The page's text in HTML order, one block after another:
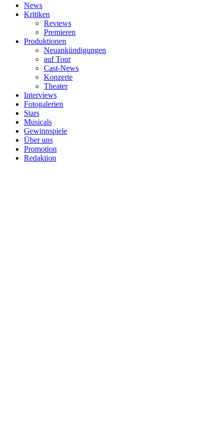
News
Kritiken
Reviews
Premieren
Produktionen
Neuankündigungen
auf Tour
Cast-News
Konzerte
Theater
Interviews
Fotogalerien
Stars
Musicals
Gewinnspiele
Über uns
Promotion
Redaktion